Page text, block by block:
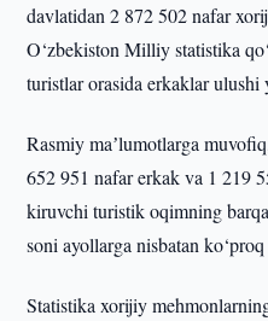
davlatidan 2 872 502 nafar
O‘zbekiston Milliy statistika
turistlar orasida erkaklar ulushi
Rasmiy maʼlumotlarga
652 951 nafar erkak va 1 219
kiruvchi turistik oqimning
soni ayollarga nisbatan ko‘proq
Statistika xorijiy